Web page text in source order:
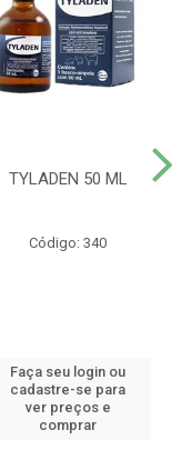
TYLADEN 50 ML
Código: 340
Faça seu login ou
cadastre-se para
ver preços e
comprar